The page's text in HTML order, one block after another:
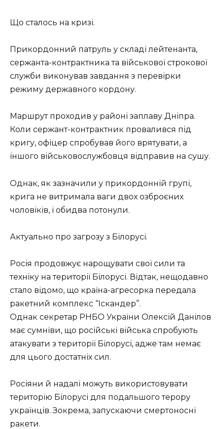
Що сталось на кризі.
Прикордонний патруль у складі лейтенанта,
сержанта-контрактника та військової строкової
служби виконував завдання з перевірки
режиму державного кордону.
Маршрут проходив у районі заплаву Дніпра.
Коли сержант-контрактник провалився під
кригу, офіцер спробував його врятувати, а
іншого військовослужбовця відправив на сушу.
Однак, як зазначили у прикордонній групі,
крига не витримала ваги двох озброєних
чоловіків, і обидва потонули.
Актуально про загрозу з Білорусі.
Росія продовжує нарощувати свої сили та
техніку на території Білорусі. Відтак, нещодавно
стало відомо, що країна-агресорка передала
ракетний комплекс “Іскандер”.
Однак секретар РНБО України Олексій Данілов
має сумніви, що російські війська спробують
атакувати з території Білорусі, адже там немає
для цього достатніх сил.
Росіяни й надалі можуть використовувати
територію Білорусі для подальшого терору
українців. Зокрема, запускаючи смертоносні
ракети.